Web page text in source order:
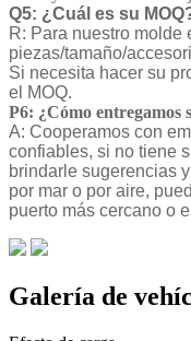
Q5: ¿Cuál es su
R: Para nuestro molde
piezas/tamaño/
Si necesita hacer su
el MOQ.
P6: ¿Cómo entregamos
A: Cooperamos con
confiables, si no tiene
brindarle sugerencias
por mar o por aire,
puerto más cercano o
Galería de